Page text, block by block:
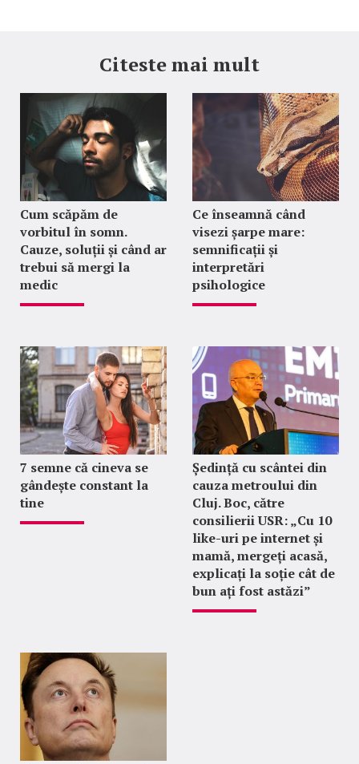
Citeste mai mult
Cum scăpăm de
vorbitul în somn.
Cauze, soluții și când ar
trebui să mergi la
medic
Ce înseamnă când
visezi șarpe mare:
semnificații și
interpretări
psihologice
7 semne că cineva se
gândește constant la
tine
Ședință cu scântei din
cauza metroului din
Cluj. Boc, către
consilierii USR: „Cu 10
like-uri pe internet și
mamă, mergeți acasă,
explicați la soție cât de
bun ați fost astăzi”